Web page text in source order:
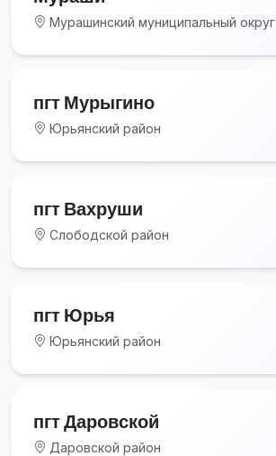
Мурашинский муниципальный округ
пгт Мурыгино
Юрьянский район
пгт Вахруши
Слободской район
пгт Юрья
Юрьянский район
пгт Даровской
Даровской район